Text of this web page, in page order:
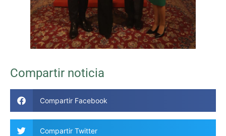
Compartir noticia
Compartir Facebook
Compartir Twitter